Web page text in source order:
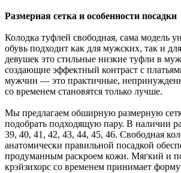
Размерная сетка и особенности посадки
Колодка туфлей свободная, сама модель
обувь подходит как для мужских, так и
девушек это стильные низкие туфли в
создающие эффектный контраст с
мужчин — это практичные,
со временем становятся только лучше.
Мы предлагаем обширную размерную
подобрать подходящую пару. В наличии
39, 40, 41, 42, 43, 44, 45, 46. Свободная
анатомически правильной посадкой
продуманным раскроем кожи. Мягкий и
крэйзихорс со временем принимает